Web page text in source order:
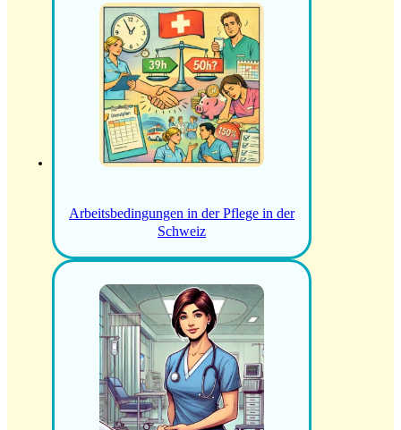
Arbeitsbedingungen in der Pflege in der
Schweiz